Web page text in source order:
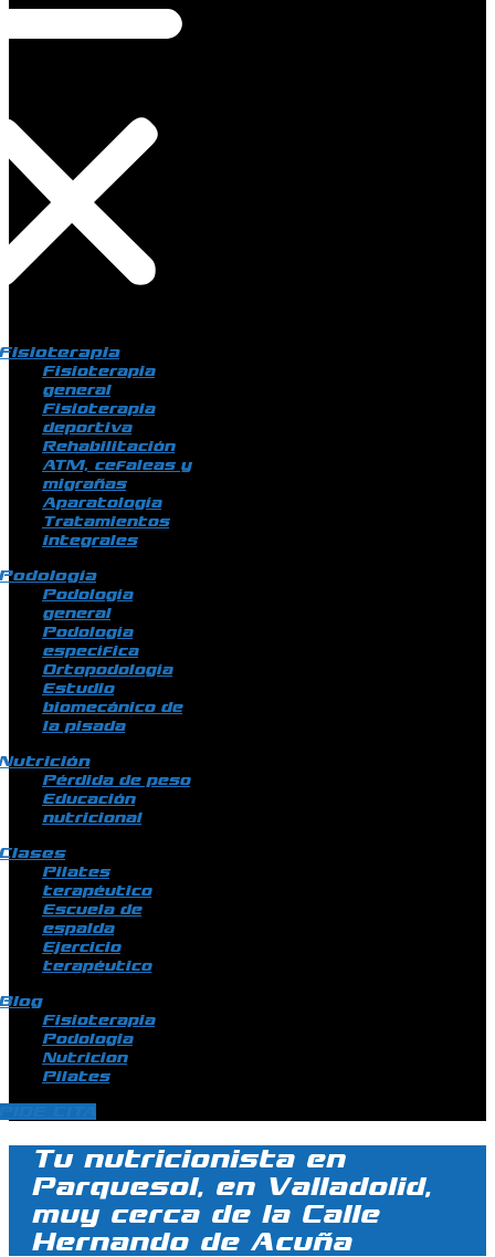
Fisioterapia
general
Fisioterapia
deportiva
Rehabilitación
ATM, cefaleas y
migrañas
Aparatología
Tratamientos
integrales
Podología
general
Podología
específica
Ortopodología
Estudio
biomecánico de
la pisada
Pérdida de peso
Educación
nutricional
Pilates
terapéutico
Escuela de
espalda
Ejercicio
terapéutico
Fisioterapia
Podologia
Nutricion
Pilates
Tu nutricionista en
Parquesol, en Valladolid,
muy cerca de la Calle
Hernando de Acuña